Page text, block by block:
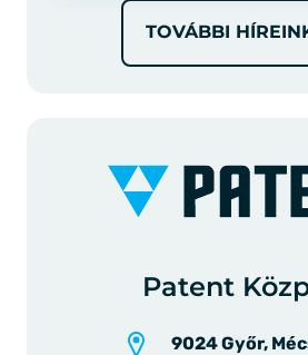
TOVÁBBI
Patent
9024 Győr,